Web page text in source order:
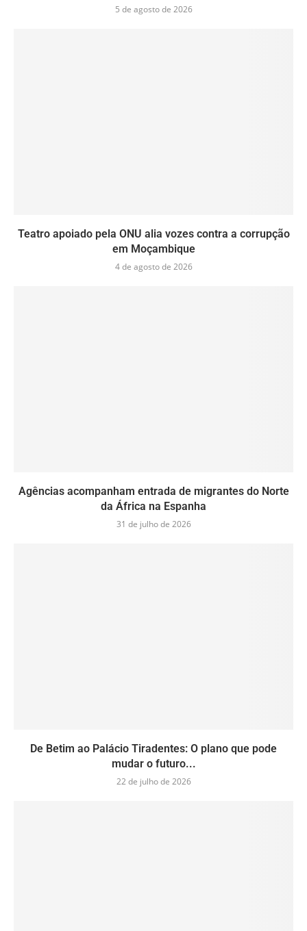
5 de agosto de 2026
Teatro apoiado pela ONU alia vozes contra a corrupção
em Moçambique
4 de agosto de 2026
Agências acompanham entrada de migrantes do Norte
da África na Espanha
31 de julho de 2026
De Betim ao Palácio Tiradentes: O plano que pode
mudar o futuro...
22 de julho de 2026